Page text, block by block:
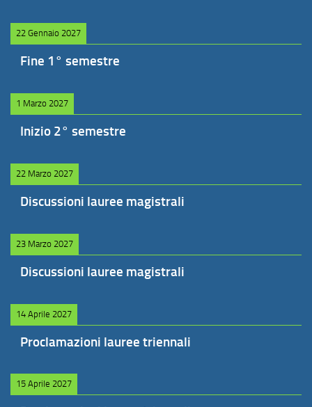
22 Gennaio 2027
Fine 1° semestre
1 Marzo 2027
Inizio 2° semestre
22 Marzo 2027
Discussioni lauree magistrali
23 Marzo 2027
Discussioni lauree magistrali
14 Aprile 2027
Proclamazioni lauree triennali
15 Aprile 2027